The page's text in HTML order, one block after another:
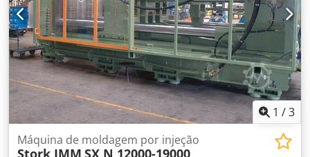
1 /3
Máquina de moldagem por injeção
Stork IMM SX N 12000-19000